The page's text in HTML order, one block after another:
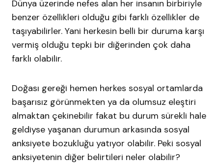
Dünya üzerinde nefes alan her insanın birbiriyle
benzer özellikleri olduğu gibi farklı özellikler de
taşıyabilirler. Yani herkesin belli bir duruma karşı
vermiş olduğu tepki bir diğerinden çok daha
farklı olabilir.
Doğası gereği hemen herkes sosyal ortamlarda
başarısız görünmekten ya da olumsuz eleştiri
almaktan çekinebilir fakat bu durum sürekli hale
geldiyse yaşanan durumun arkasında sosyal
anksiyete bozukluğu yatıyor olabilir. Peki sosyal
anksiyetenin diğer belirtileri neler olabilir?